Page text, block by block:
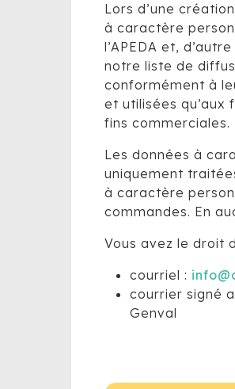
Lors d’une
à caractère
l’APEDA et,
notre liste de
conformément à
et utilisées qu’aux
fins commerciales.
Les données à
uniquement
à caractère
commandes. En
Vous avez le droit
courriel :
courrier signé
Genval